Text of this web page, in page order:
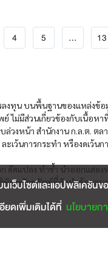
4 5 … 13
ทุน บนพื้นฐานของแหล่งข้
มีส่วนเกี่ยวข้องกับเนื้อหา
วงหน้า สำนักงาน ก.ล.ต.
ว้นการกระทำ หรืองดเว้
ดแปลง ทำซ้ำ นำออกแสด
ษัทหลักทรัพย์ที่จัดทำข้อมูลบ
ว็บไซต์และแอปพลิเคชั
ยดเพิ่มเติมได้ที่ นโยบายก